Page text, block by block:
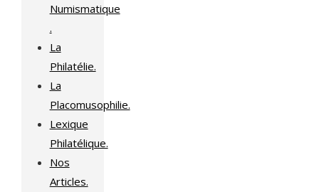
Numismatique
.
La
Philatélie.
La
Placomusophilie.
Lexique
Philatélique.
Nos
Articles.